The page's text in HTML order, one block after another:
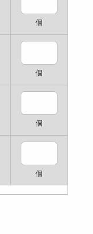
個
個
個
個